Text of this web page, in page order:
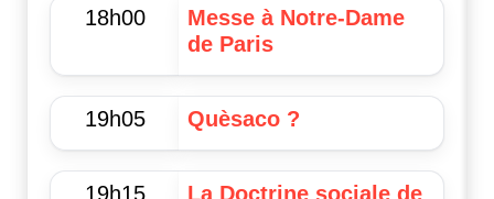
18h00
Messe à Notre-Dame
de Paris
19h05 Quèsaco ?
19h15 La Doctrine sociale de